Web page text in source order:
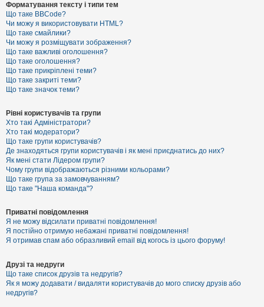
П
о
ш
у
к
Д
о
п
о
г
а
Форматування тексту і типи тем
Що таке BBCode?
Чи можу я використовувати HTML?
Що таке смайлики?
Чи можу я розміщувати зображення?
Що таке важливі оголошення?
Що таке оголошення?
Що таке прикріплені теми?
Що таке закриті теми?
Що таке значок теми?
Рівні користувачів та групи
Хто такі Адміністратори?
Хто такі модератори?
Що таке групи користувачів?
Де знаходяться групи користувачів і як мені приєднатись до них?
Як мені стати Лідером групи?
Чому групи відображаються різними кольорами?
Що таке група за замовчуванням?
Що таке "Наша команда"?
Приватні повідомлення
Я не можу відсилати приватні повідомлення!
Я постійно отримую небажані приватні повідомлення!
Я отримав спам або образливий email від когось із цього форуму!
Друзі та недруги
Що таке список друзів та недругів?
Як я можу додавати / видаляти користувачів до мого списку друзів або
недругів?